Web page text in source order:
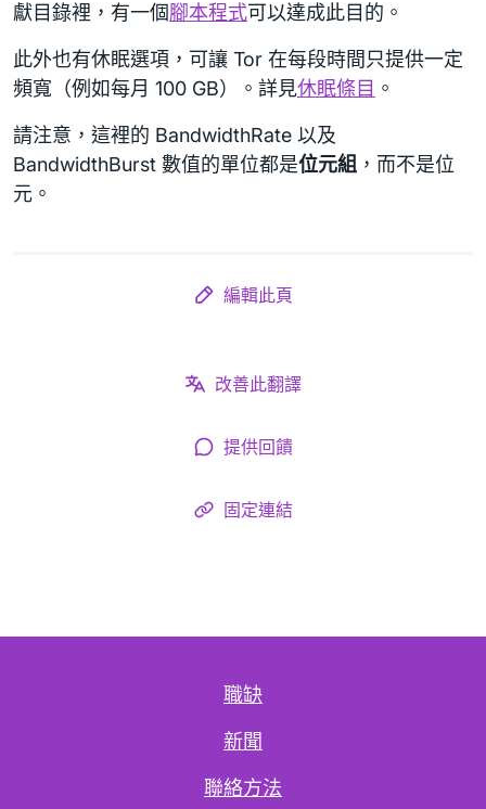
獻目錄裡，有一個腳本程式可以達成此目的。
此外也有休眠選項，可讓 Tor 在每段時間只提供一定
頻寬（例如每月 100 GB）。詳見休眠條目 。
請注意，這裡的 BandwidthRate 以及
BandwidthBurst 數值的單位都是位元組 ，而不是位
元。
編輯此頁
改善此翻譯
提供回饋
固定連結
職缺
新聞
聯絡方法